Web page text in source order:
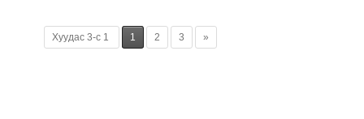
Хуудас 3-с 1 1 2 3 »